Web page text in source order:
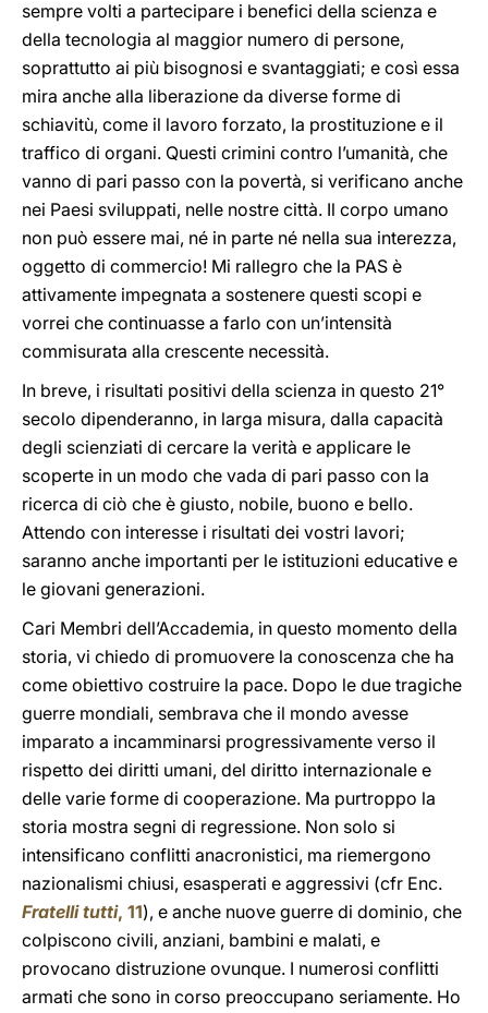
sempre volti a partecipare i benefici della scienza e
della tecnologia al maggior numero di persone,
soprattutto ai più bisognosi e svantaggiati; e così essa
mira anche alla liberazione da diverse forme di
schiavitù, come il lavoro forzato, la prostituzione e il
traffico di organi. Questi crimini contro l’umanità, che
vanno di pari passo con la povertà, si verificano anche
nei Paesi sviluppati, nelle nostre città. Il corpo umano
non può essere mai, né in parte né nella sua interezza,
oggetto di commercio! Mi rallegro che la PAS è
attivamente impegnata a sostenere questi scopi e
vorrei che continuasse a farlo con un’intensità
commisurata alla crescente necessità.
In breve, i risultati positivi della scienza in questo 21°
secolo dipenderanno, in larga misura, dalla capacità
degli scienziati di cercare la verità e applicare le
scoperte in un modo che vada di pari passo con la
ricerca di ciò che è giusto, nobile, buono e bello.
Attendo con interesse i risultati dei vostri lavori;
saranno anche importanti per le istituzioni educative e
le giovani generazioni.
Cari Membri dell’Accademia, in questo momento della
storia, vi chiedo di promuovere la conoscenza che ha
come obiettivo costruire la pace. Dopo le due tragiche
guerre mondiali, sembrava che il mondo avesse
imparato a incamminarsi progressivamente verso il
rispetto dei diritti umani, del diritto internazionale e
delle varie forme di cooperazione. Ma purtroppo la
storia mostra segni di regressione. Non solo si
intensificano conflitti anacronistici, ma riemergono
nazionalismi chiusi, esasperati e aggressivi (cfr Enc.
Fratelli tutti, 11), e anche nuove guerre di dominio, che
colpiscono civili, anziani, bambini e malati, e
provocano distruzione ovunque. I numerosi conflitti
armati che sono in corso preoccupano seriamente. Ho